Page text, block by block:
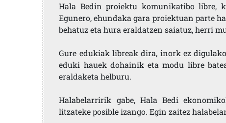
Hala Bedin proiektu komunikatibo libre,
Egunero, ehundaka gara proiektuan parte
behatuz eta hura eraldatzen saiatuz, herri
Gure edukiak libreak dira, inork ez
eduki hauek dohainik eta modu libre
eraldaketa helburu.
Halabelarririk gabe, Hala Bedi
litzateke posible izango. Egin zaitez